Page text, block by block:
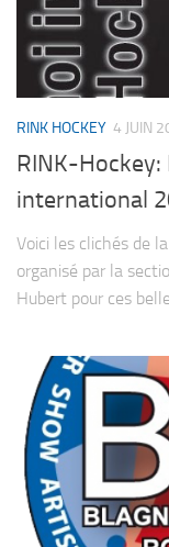
Liens et partenaires
RINK HOCKEY 4 JUIN
RINK-
international
Voici les clichés de
organisé par la
Hubert pour ces